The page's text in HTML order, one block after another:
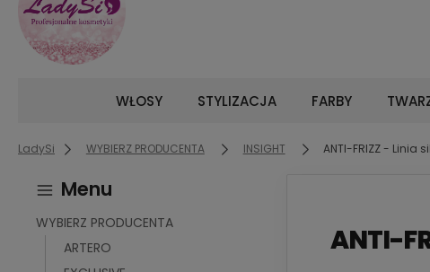
WŁOSY STYLIZACJA FARBY
LadySi WYBIERZ PRODUCENTA INSIGHT ANTI-FRIZZ - Linia
Menu
WYBIERZ PRODUCENTA
ARTERO
ANTI-